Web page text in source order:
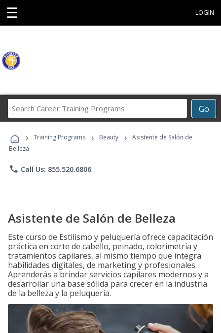
☰ LOGIN
Go
Career
Programs
› Training Programs › Beauty ›
Asistente de Salón de
Belleza
phone Call Us: 855.520.6806
Asistente de Salón de Belleza
Este curso de Estilismo y peluquería ofrece capacitación
práctica en corte de cabello, peinado, colorimetría y
tratamientos capilares, al mismo tiempo que integra
habilidades digitales, de marketing y profesionales.
Aprenderás a brindar servicios capilares modernos y a
desarrollar una base sólida para crecer en la industria
de la belleza y la peluquería.